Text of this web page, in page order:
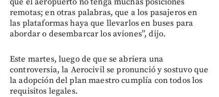
remotas; en otras palabras, que a los pasajeros en
las plataformas haya que llevarlos en buses para
abordar o desembarcar los aviones”, dijo.
Este martes, luego de que se abriera una
controversia, la Aerocivil se pronunció y sostuvo que
la adopción del plan maestro cumplía con todos los
requisitos legales.